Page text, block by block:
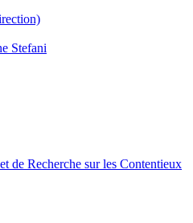
Stefani
de Recherche sur les Contentieux